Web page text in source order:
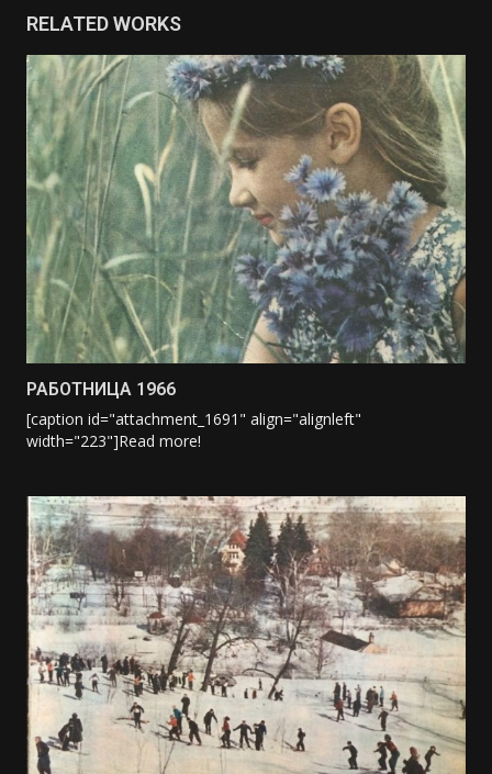
RELATED WORKS
РАБОТНИЦА 1966
[caption id="attachment_1691" align="alignleft"
width="223"]Read more!